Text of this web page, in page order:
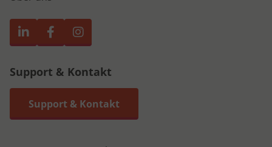
Support & Kontakt
Support & Kontakt